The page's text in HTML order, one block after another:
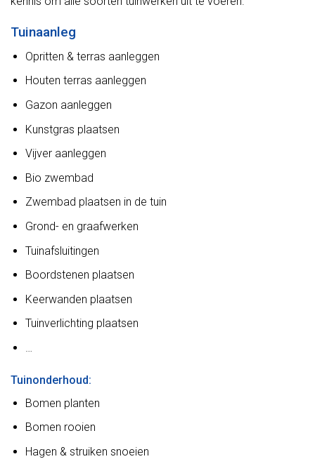
Tuinaanleg
Opritten & terras aanleggen
Houten terras aanleggen
Gazon aanleggen
Kunstgras plaatsen
Vijver aanleggen
Bio zwembad
Zwembad plaatsen in de tuin
Grond- en graafwerken
Tuinafsluitingen
Boordstenen plaatsen
Keerwanden plaatsen
Tuinverlichting plaatsen
…
Tuinonderhoud:
Bomen planten
Bomen rooien
Hagen & struiken snoeien